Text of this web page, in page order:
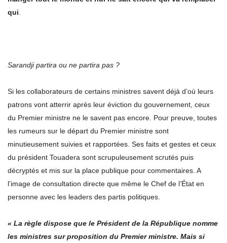
qui.
Sarandji partira ou ne partira pas ?
Si les collaborateurs de certains ministres savent déjà d’où leurs
patrons vont atterrir après leur éviction du gouvernement, ceux
du Premier ministre ne le savent pas encore. Pour preuve, toutes
les rumeurs sur le départ du Premier ministre sont
minutieusement suivies et rapportées. Ses faits et gestes et ceux
du président Touadera sont scrupuleusement scrutés puis
décryptés et mis sur la place publique pour commentaires. A
l’image de consultation directe que même le Chef de l’État en
personne avec les leaders des partis politiques.
« La règle dispose que le Président de la République nomme
les ministres sur proposition du Premier ministre. Mais si